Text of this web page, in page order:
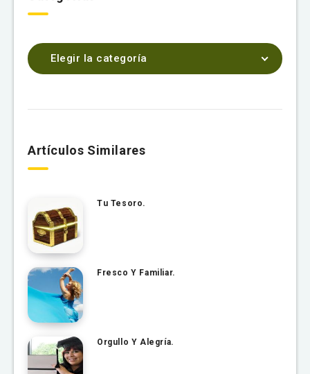
Elegir la categoría
Artículos Similares
Tu Tesoro.
Fresco Y Familiar.
Orgullo Y Alegría.